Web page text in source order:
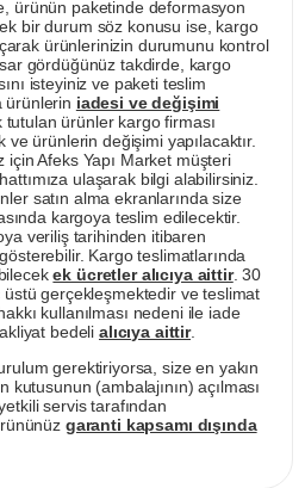
ürünün paketinde deformasyon
bir durum söz konusu ise, kargo
ürünlerinizin durumunu kontrol
gördüğünüz takdirde, kargo
isteyiniz ve paketi teslim
ürünlerin iadesi ve değişimi
tutulan ürünler kargo firması
ve ürünlerin değişimi yapılacaktır.
Afeks Yapı Market müşteri
ulaşarak bilgi alabilirsiniz.
satın alma ekranlarında size
kargoya teslim edilecektir.
veriliş tarihinden itibaren
Kargo teslimatlarında
ek ücretler alıcıya aittir. 30
gerçekleşmektedir ve teslimat
kullanılması nedeni ile iade
bedeli alıcıya aittir.
gerektiriyorsa, size en yakın
kutusunun (ambalajının) açılması
servis tarafından
garanti kapsamı dışında